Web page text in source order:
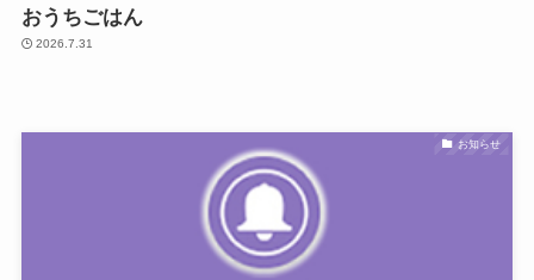
おうちごはん
2026.7.31
お知らせ